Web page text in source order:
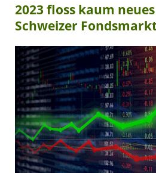
2023 floss kaum
Schweizer